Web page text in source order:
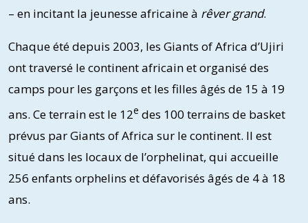
– en incitant la jeunesse africaine à rêver grand.
Chaque été depuis 2003, les Giants of Africa d’Ujiri
ont traversé le continent africain et organisé des
camps pour les garçons et les filles âgés de 15 à 19
ans. Ce terrain est le 12e des 100 terrains de basket
prévus par Giants of Africa sur le continent. Il est
situé dans les locaux de l’orphelinat, qui accueille
256 enfants orphelins et défavorisés âgés de 4 à 18
ans.